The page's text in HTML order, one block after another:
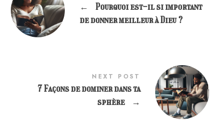
←
Pourquoi est-il si important
de donner meilleur à Dieu ?
NEXT POST
7 Façons de dominer dans ta
sphère
→